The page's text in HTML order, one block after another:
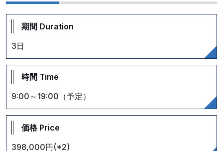
期間 Duration
3日
時間 Time
9:00～19:00（予定）
価格 Price
398,000円(*2)